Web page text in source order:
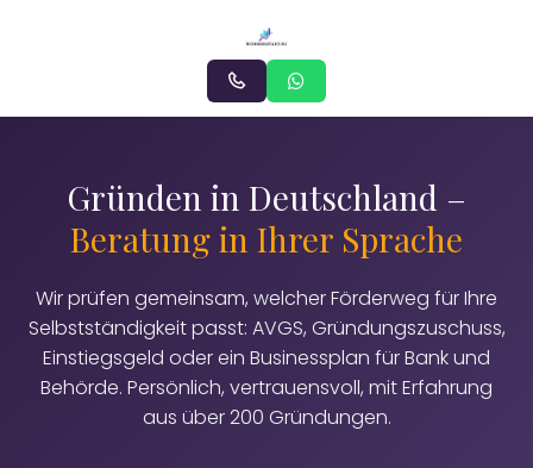
Gründen in Deutschland –
Beratung in Ihrer Sprache
Wir prüfen gemeinsam, welcher Förderweg für Ihre
Selbstständigkeit passt: AVGS, Gründungszuschuss,
Einstiegsgeld oder ein Businessplan für Bank und
Behörde. Persönlich, vertrauensvoll, mit Erfahrung
aus über 200 Gründungen.